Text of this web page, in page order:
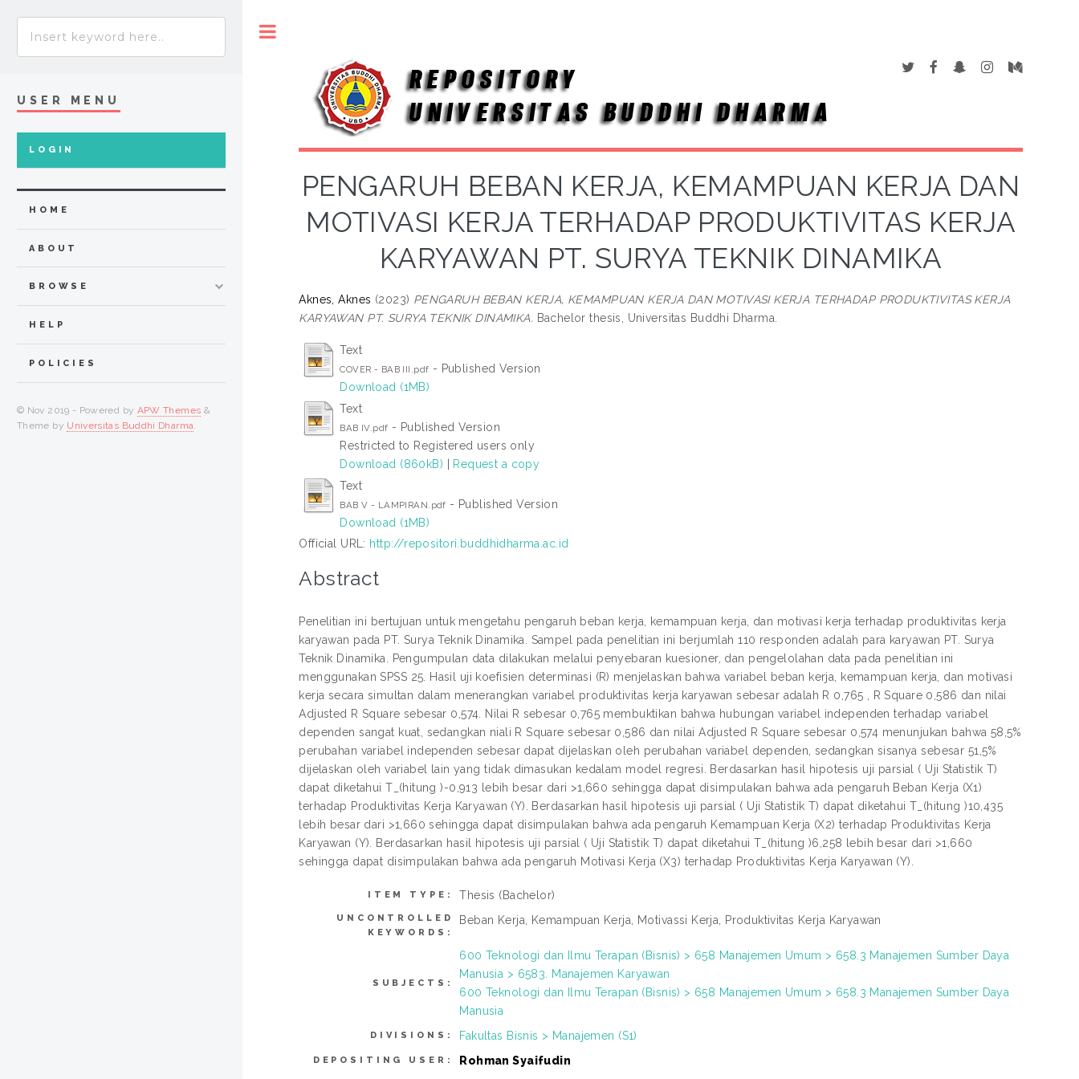
PENGARUH BEBAN KERJA, KEMAMPUAN KERJA DAN
MOTIVASI KERJA TERHADAP PRODUKTIVITAS KERJA
KARYAWAN PT. SURYA TEKNIK DINAMIKA
Aknes, Aknes (2023) PENGARUH BEBAN KERJA, KEMAMPUAN KERJA DAN MOTIVASI KERJA TERHADAP PRODUKTIVITAS KERJA
KARYAWAN PT. SURYA TEKNIK DINAMIKA. Bachelor thesis, Universitas Buddhi Dharma.
Text
COVER - BAB III.pdf - Published Version
Download (1MB)
Text
BAB IV.pdf - Published Version
Restricted to Registered users only
Download (860kB) | Request a copy
Text
BAB V - LAMPIRAN.pdf - Published Version
Download (1MB)
Official URL: http://repositori.buddhidharma.ac.id
Abstract
Penelitian ini bertujuan untuk mengetahu pengaruh beban kerja, kemampuan kerja, dan motivasi kerja terhadap produktivitas kerja
karyawan pada PT. Surya Teknik Dinamika. Sampel pada penelitian ini berjumlah 110 responden adalah para karyawan PT. Surya
Teknik Dinamika. Pengumpulan data dilakukan melalui penyebaran kuesioner, dan pengelolahan data pada penelitian ini
menggunakan SPSS 25. Hasil uji koefisien determinasi (R) menjelaskan bahwa variabel beban kerja, kemampuan kerja, dan motivasi
kerja secara simultan dalam menerangkan variabel produktivitas kerja karyawan sebesar adalah R 0,765 , R Square 0,586 dan nilai
Adjusted R Square sebesar 0,574. Nilai R sebesar 0,765 membuktikan bahwa hubungan variabel independen terhadap variabel
dependen sangat kuat, sedangkan niali R Square sebesar 0,586 dan nilai Adjusted R Square sebesar 0,574 menunjukan bahwa 58,5%
perubahan variabel independen sebesar dapat dijelaskan oleh perubahan variabel dependen, sedangkan sisanya sebesar 51,5%
dijelaskan oleh variabel lain yang tidak dimasukan kedalam model regresi. Berdasarkan hasil hipotesis uji parsial ( Uji Statistik T)
dapat diketahui T_(hitung )-0,913 lebih besar dari >1,660 sehingga dapat disimpulakan bahwa ada pengaruh Beban Kerja (X1)
terhadap Produktivitas Kerja Karyawan (Y). Berdasarkan hasil hipotesis uji parsial ( Uji Statistik T) dapat diketahui T_(hitung )10,435
lebih besar dari >1,660 sehingga dapat disimpulakan bahwa ada pengaruh Kemampuan Kerja (X2) terhadap Produktivitas Kerja
Karyawan (Y). Berdasarkan hasil hipotesis uji parsial ( Uji Statistik T) dapat diketahui T_(hitung )6,258 lebih besar dari >1,660
sehingga dapat disimpulakan bahwa ada pengaruh Motivasi Kerja (X3) terhadap Produktivitas Kerja Karyawan (Y).
ITEM TYPE: Thesis (Bachelor)
UNCONTROLLED
KEYWORDS:
Beban Kerja, Kemampuan Kerja, Motivassi Kerja, Produktivitas Kerja Karyawan
SUBJECTS:
600 Teknologi dan Ilmu Terapan (Bisnis) > 658 Manajemen Umum > 658.3 Manajemen Sumber Daya
Manusia > 6583. Manajemen Karyawan
600 Teknologi dan Ilmu Terapan (Bisnis) > 658 Manajemen Umum > 658.3 Manajemen Sumber Daya
Manusia
DIVISIONS: Fakultas Bisnis > Manajemen (S1)
DEPOSITING USER: Rohman Syaifudin
USER MENU
LOGIN
HOME
ABOUT
BROWSE
HELP
POLICIES
© Nov 2019 - Powered by APW Themes &
Theme by Universitas Buddhi Dharma